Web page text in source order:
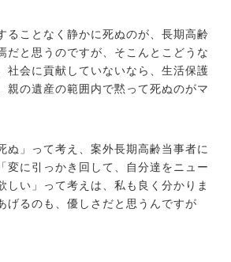
ることなく静かに死ぬのが、長期高齢
だと思うのですが、そこんとこどうな
会に貢献していないなら、生活保護
親の遺産の範囲内で黙って死ぬのがマ
ぬ」って考え、案外長期高齢当事者に
変に引っかき回して、自分達をニュー
しい」って考えは、私も良く分かりま
げるのも、優しさだと思うんですが